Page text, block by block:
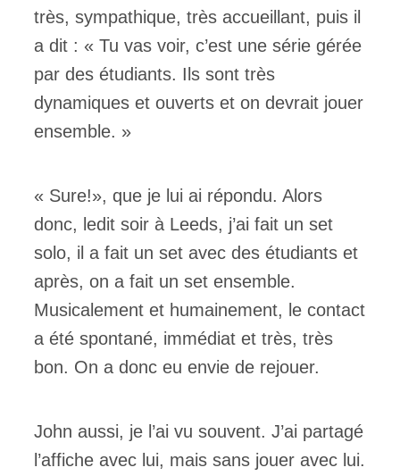
très, sympathique, très accueillant, puis il
a dit : « Tu vas voir, c’est une série gérée
par des étudiants. Ils sont très
dynamiques et ouverts et on devrait jouer
ensemble. »
« Sure!», que je lui ai répondu. Alors
donc, ledit soir à Leeds, j’ai fait un set
solo, il a fait un set avec des étudiants et
après, on a fait un set ensemble.
Musicalement et humainement, le contact
a été spontané, immédiat et très, très
bon. On a donc eu envie de rejouer.
John aussi, je l’ai vu souvent. J’ai partagé
l’affiche avec lui, mais sans jouer avec lui.